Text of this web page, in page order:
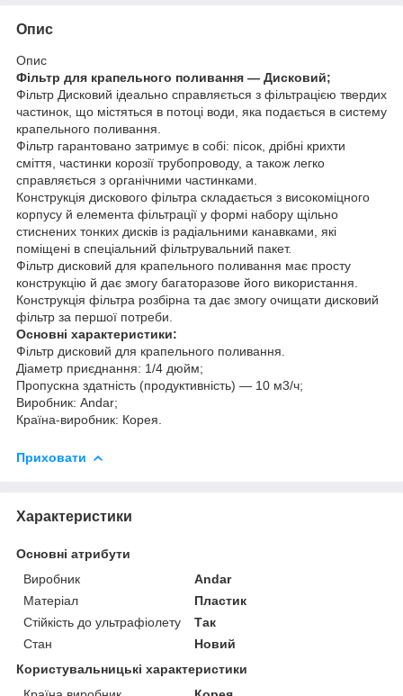
Опис
Опис
Фільтр для крапельного поливання — Дисковий;
Фільтр Дисковий ідеально справляється з фільтрацією твердих
частинок, що містяться в потоці води, яка подається в систему
крапельного поливання.
Фільтр гарантовано затримує в собі: пісок, дрібні крихти
сміття, частинки корозії трубопроводу, а також легко
справляється з органічними частинками.
Конструкція дискового фільтра складається з високоміцного
корпусу й елемента фільтрації у формі набору щільно
стиснених тонких дисків із радіальними канавками, які
поміщені в спеціальний фільтрувальний пакет.
Фільтр дисковий для крапельного поливання має просту
конструкцію й дає змогу багаторазове його використання.
Конструкція фільтра розбірна та дає змогу очищати дисковий
фільтр за першої потреби.
Основні характеристики:
Фільтр дисковий для крапельного поливання.
Діаметр приєднання: 1/4 дюйм;
Пропускна здатність (продуктивність) — 10 м3/ч;
Виробник: Andar;
Країна-виробник: Корея.
Приховати
Характеристики
Основні атрибути
Виробник
Andar
Матеріал
Пластик
Стійкість до ультрафіолету
Так
Стан
Новий
Користувальницькі характеристики